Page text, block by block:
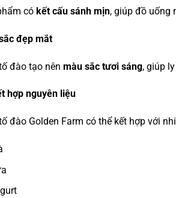
có kết cấu sánh mịn, giúp đồ uống
đẹp mắt
đào tạo nên màu sắc tươi sáng, giúp
hợp nguyên liệu
đào Golden Farm có thể kết hợp với